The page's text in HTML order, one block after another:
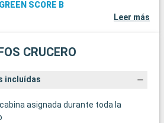
GREEN SCORE B
Leer más
CRUCERO
incluídas
asignada durante toda la